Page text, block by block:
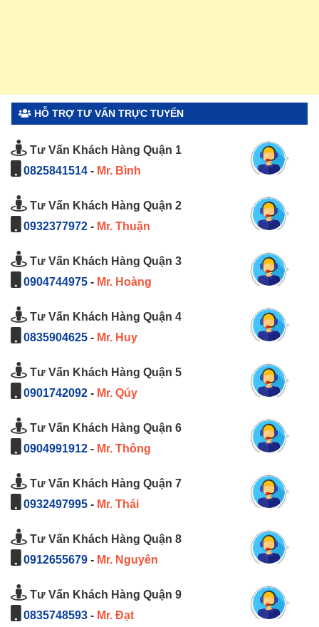
HỖ TRỢ TƯ VẤN TRỰC TUYẾN
Tư Vấn Khách Hàng Quận 1
0825841514 - Mr. Bình
Tư Vấn Khách Hàng Quận 2
0932377972 - Mr. Thuận
Tư Vấn Khách Hàng Quận 3
0904744975 - Mr. Hoàng
Tư Vấn Khách Hàng Quận 4
0835904625 - Mr. Huy
Tư Vấn Khách Hàng Quận 5
0901742092 - Mr. Qúy
Tư Vấn Khách Hàng Quận 6
0904991912 - Mr. Thông
Tư Vấn Khách Hàng Quận 7
0932497995 - Mr. Thái
Tư Vấn Khách Hàng Quận 8
0912655679 - Mr. Nguyên
Tư Vấn Khách Hàng Quận 9
0835748593 - Mr. Đạt